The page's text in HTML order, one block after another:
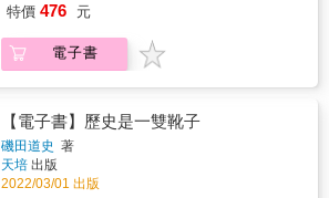
藝復興？原來義大利商人透過蒙古帝國與元朝
斯的物產而獲得「財富密碼」！ & ●世界因為
「辛香料」而串連？過去歐洲商人原本可透過
陸路貿易取得亞洲香料等物產，卻遇上「路
霸」鄂圖曼帝國阻撓，乾脆發展水路貿易，沒
想到全世界因此串連了起來。 & ➤用「橫向剖
面」看世界各地的連結，全方位架構歷史視
角！ 將世界史劃分成10大時代，從地理位置由
西向東解說同一時代下世界各地的商業發展，
（Choice）、《藝術與文獻》（Art
Documentation），齊聲讚譽。 & 專業推薦 國
立中央大學歷史所副教授――蔣竹山& &中央研
用圖像為歷史證據的辯論，更是關乎該如何使
用。 」――新文化史權威& 彼得．柏克（Peter
Burke） ▏一畫勝千言？▏ 自二○○一年《歷史
的目擊者》第一版發行以來，已過了將近二十
特價 476 元
電子書
【電子書】歷史是一雙靴子
磯田道史 著
天培 出版
2022/03/01 出版